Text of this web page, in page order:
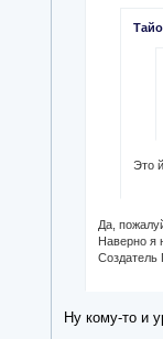
Это
Да,
Наверно я
Создатель
Ну кому-то и